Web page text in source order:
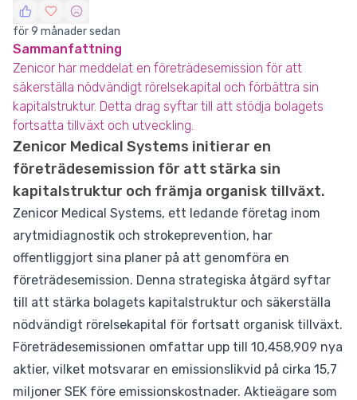
för 9 månader sedan
Sammanfattning
Zenicor har meddelat en företrädesemission för att
säkerställa nödvändigt rörelsekapital och förbättra sin
kapitalstruktur. Detta drag syftar till att stödja bolagets
fortsatta tillväxt och utveckling.
Zenicor Medical Systems initierar en
företrädesemission för att stärka sin
kapitalstruktur och främja organisk tillväxt.
Zenicor Medical Systems, ett ledande företag inom
arytmidiagnostik och strokeprevention, har
offentliggjort sina planer på att genomföra en
företrädesemission. Denna strategiska åtgärd syftar
till att stärka bolagets kapitalstruktur och säkerställa
nödvändigt rörelsekapital för fortsatt organisk tillväxt.
Företrädesemissionen omfattar upp till 10,458,909 nya
aktier, vilket motsvarar en emissionslikvid på cirka 15,7
miljoner SEK före emissionskostnader. Aktieägare som